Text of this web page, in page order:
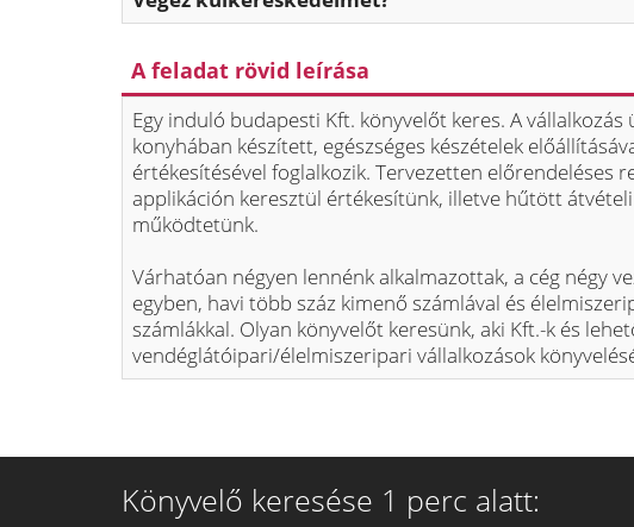
A feladat rövid leírása
Egy induló budapesti Kft. könyvelőt keres. A vállalkozás
konyhában készített, egészséges készételek
értékesítésével foglalkozik. Tervezetten előrendeléses
applikáción keresztül értékesítünk, illetve hűtött
működtetünk.
Várhatóan négyen lennénk alkalmazottak, a cég négy
egyben, havi több száz kimenő számlával és
számlákkal. Olyan könyvelőt keresünk, aki Kft.-k és
vendéglátóipari/élelmiszeripari vállalkozások
Könyvelő keresése 1 perc alatt: